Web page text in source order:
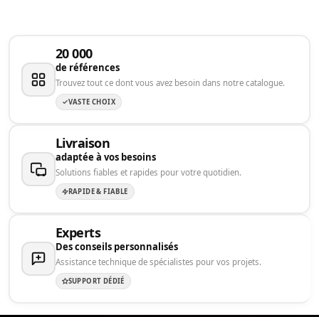
20 000
de références
Trouvez tout ce dont vous avez besoin dans notre catalogue.
VASTE CHOIX
Livraison
adaptée à vos besoins
Solutions fiables et rapides pour votre quotidien.
RAPIDE & FIABLE
Experts
Des conseils personnalisés
Assistance technique de spécialistes pour vos projets.
SUPPORT DÉDIÉ